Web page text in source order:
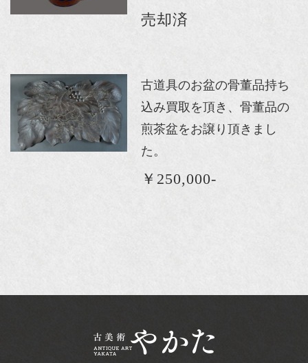
売却済
古道具のお盆の骨董品持ち
込み買取を頂き、骨董品の
煎茶盆をお譲り頂きまし
た。
￥250,000-